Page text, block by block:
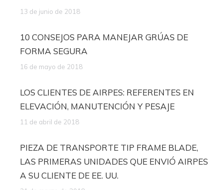
13 de junio de 2018
10 CONSEJOS PARA MANEJAR GRÚAS DE
FORMA SEGURA
16 de mayo de 2018
LOS CLIENTES DE AIRPES: REFERENTES EN
ELEVACIÓN, MANUTENCIÓN Y PESAJE
11 de abril de 2018
PIEZA DE TRANSPORTE TIP FRAME BLADE,
LAS PRIMERAS UNIDADES QUE ENVIÓ AIRPES
A SU CLIENTE DE EE. UU.